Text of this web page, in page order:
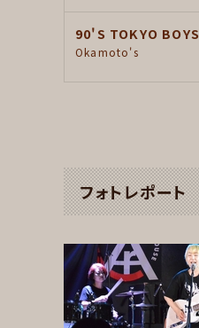
90'S TOKYO BOYS
Okamoto's
フォトレポート